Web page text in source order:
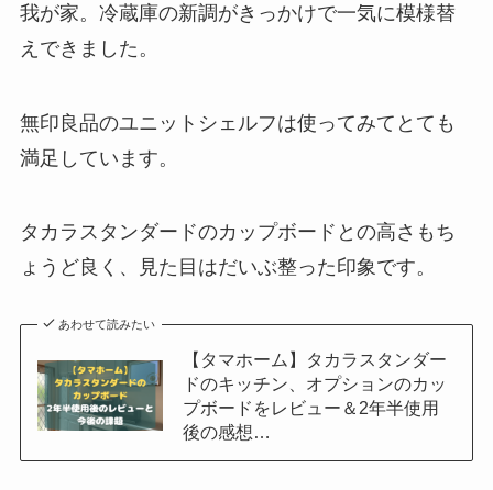
我が家。冷蔵庫の新調がきっかけで一気に模様替
えできました。
無印良品のユニットシェルフは使ってみてとても
満足しています。
タカラスタンダードのカップボードとの高さもち
ょうど良く、見た目はだいぶ整った印象です。
あわせて読みたい
【タマホーム】タカラスタンダー
ドのキッチン、オプションのカッ
プボードをレビュー＆2年半使用
後の感想…